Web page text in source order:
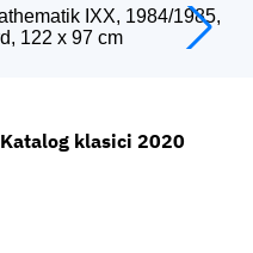
Katalog klasici 2020